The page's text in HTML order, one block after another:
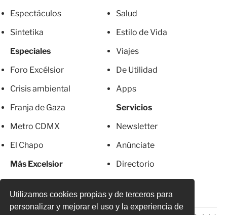
Utilizamos cookies propias y de terceros para
personalizar y mejorar el uso y la experiencia de
Espectáculos
Sintetika
Especiales
Foro Excélsior
Crisis ambiental
Franja de Gaza
Metro CDMX
El Chapo
Más Excelsior
Salud
Estilo de Vida
Viajes
De Utilidad
Apps
Servicios
Newsletter
Anúnciate
Directorio